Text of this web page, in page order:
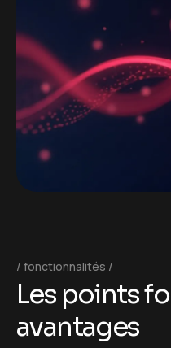
fonctionnalités
Les pointsfo
avantages